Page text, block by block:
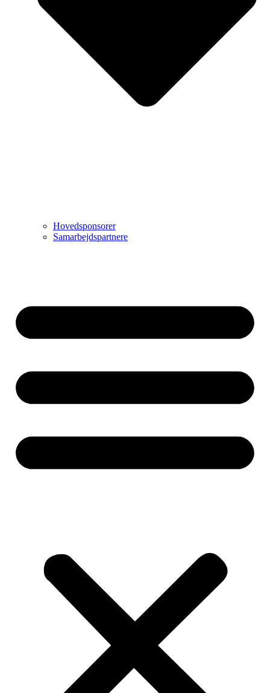
Hovedsponsorer
Samarbejdspartnere